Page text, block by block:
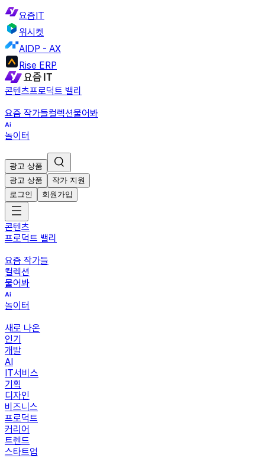
요즘IT
위시켓
AIDP - AX
Rise ERP
콘텐츠프로덕트 밸리
요즘 작가들컬렉션물어봐
놀이터
광고 상품
광고 상품
작가 지원
로그인
회원가입
콘텐츠
프로덕트 밸리
요즘 작가들
컬렉션
물어봐
놀이터
새로 나온
인기
개발
AI
IT서비스
기획
디자인
비즈니스
프로덕트
커리어
트렌드
스타트업